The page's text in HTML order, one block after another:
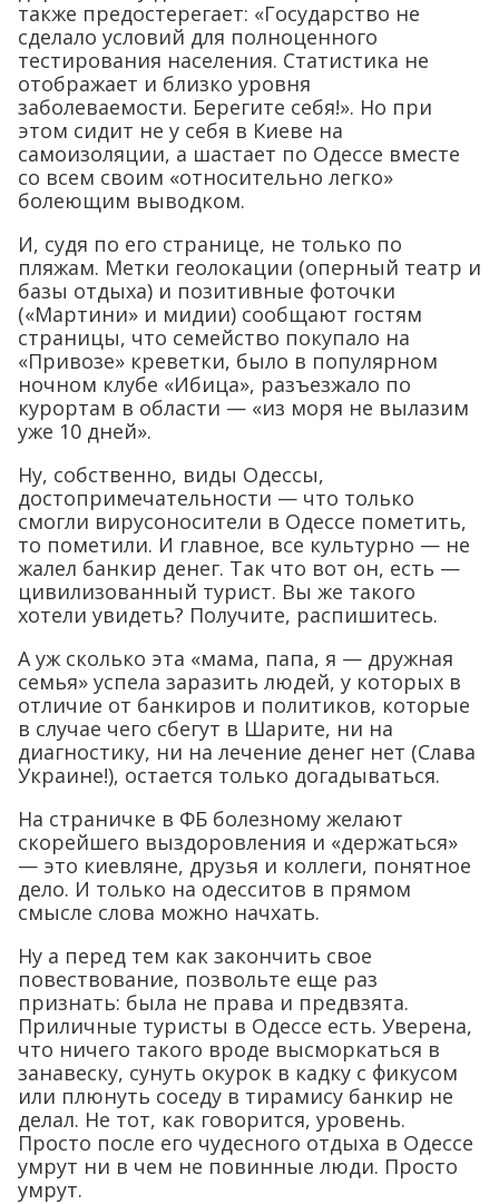
также предостерегает: «Государство не
сделало условий для полноценного
тестирования населения. Статистика не
отображает и близко уровня
заболеваемости. Берегите себя!». Но при
этом сидит не у себя в Киеве на
самоизоляции, а шастает по Одессе вместе
со всем своим «относительно легко»
болеющим выводком.
И, судя по его странице, не только по
пляжам. Метки геолокации (оперный театр и
базы отдыха) и позитивные фоточки
(«Мартини» и мидии) сообщают гостям
страницы, что семейство покупало на
«Привозе» креветки, было в популярном
ночном клубе «Ибица», разъезжало по
курортам в области — «из моря не вылазим
уже 10 дней».
Ну, собственно, виды Одессы,
достопримечательности — что только
смогли вирусоносители в Одессе пометить,
то пометили. И главное, все культурно — не
жалел банкир денег. Так что вот он, есть —
цивилизованный турист. Вы же такого
хотели увидеть? Получите, распишитесь.
А уж сколько эта «мама, папа, я — дружная
семья» успела заразить людей, у которых в
отличие от банкиров и политиков, которые
в случае чего сбегут в Шарите, ни на
диагностику, ни на лечение денег нет (Слава
Украине!), остается только догадываться.
На страничке в ФБ болезному желают
скорейшего выздоровления и «держаться»
— это киевляне, друзья и коллеги, понятное
дело. И только на одесситов в прямом
смысле слова можно начхать.
Ну а перед тем как закончить свое
повествование, позвольте еще раз
признать: была не права и предвзята.
Приличные туристы в Одессе есть. Уверена,
что ничего такого вроде высморкаться в
занавеску, сунуть окурок в кадку с фикусом
или плюнуть соседу в тирамису банкир не
делал. Не тот, как говорится, уровень.
Просто после его чудесного отдыха в Одессе
умрут ни в чем не повинные люди. Просто
умрут.